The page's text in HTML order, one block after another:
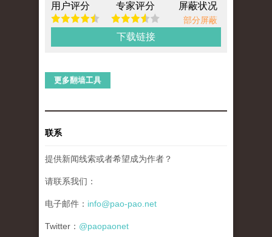
用户评分 专家评分 屏蔽状况
部分屏蔽
下载链接
更多翻墙工具
联系
提供新闻线索或者希望成为作者？
请联系我们：
电子邮件： info@pao-pao.net
Twitter： @paopaonet